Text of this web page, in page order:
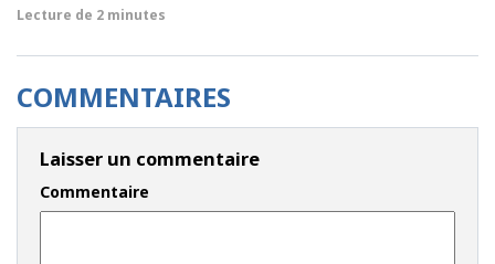
Lecture de 2 minutes
COMMENTAIRES
Laisser un commentaire
Commentaire